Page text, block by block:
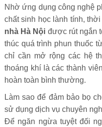
Nhờ ứng dụng công nghệ
chất sinh học lành tính,
nhà Hà Nội được rút ngắn
thúc quá trình phun thuốc
chỉ cần mở rộng các hệ
thoáng khí là các thành
hoàn toàn bình thường.
Làm sao để đảm bảo bọ
sử dụng dịch vụ chuyên
Để ngăn ngừa tuyệt đối